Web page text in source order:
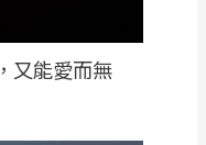
又能愛而無